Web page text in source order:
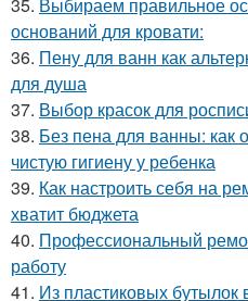
35. Выбираем правильное
оснований для кровати:
36. Пену для ванн как
для душа
37. Выбор красок для
38. Без пена для ванны: как
чистую гигиену у ребенка
39. Как настроить себя на
хватит бюджета
40. Профессиональный
работу
41. Из пластиковых